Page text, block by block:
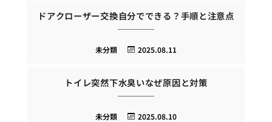
ドアクローザー交換自分でできる？手順と注意点
2025.08.11
未分類
トイレ突然下水臭いなぜ原因と対策
2025.08.10
未分類